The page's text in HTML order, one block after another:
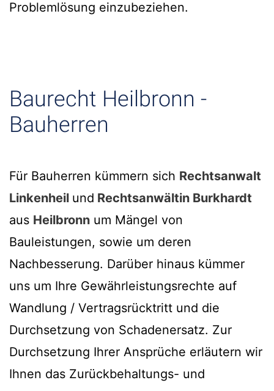
Problemlösung einzubeziehen.
Baurecht Heilbronn -
Bauherren
Für Bauherren kümmern sich Rechtsanwalt
Linkenheil und Rechtsanwältin Burkhardt
aus Heilbronn um Mängel von
Bauleistungen, sowie um deren
Nachbesserung. Darüber hinaus kümmer
uns um Ihre Gewährleistungsrechte auf
Wandlung / Vertragsrücktritt und die
Durchsetzung von Schadenersatz. Zur
Durchsetzung Ihrer Ansprüche erläutern wir
Ihnen das Zurückbehaltungs- und